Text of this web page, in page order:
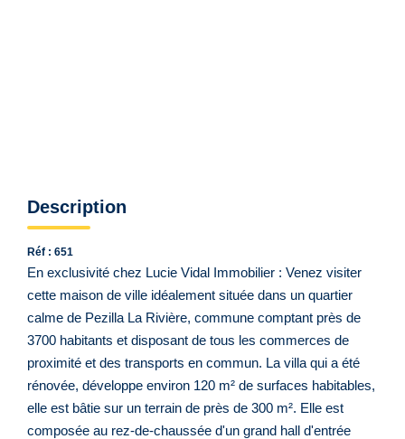
Description
Réf : 651
En exclusivité chez Lucie Vidal Immobilier : Venez visiter
cette maison de ville idéalement située dans un quartier
calme de Pezilla La Rivière, commune comptant près de
3700 habitants et disposant de tous les commerces de
proximité et des transports en commun. La villa qui a été
rénovée, développe environ 120 m² de surfaces habitables,
elle est bâtie sur un terrain de près de 300 m². Elle est
composée au rez-de-chaussée d'un grand hall d'entrée